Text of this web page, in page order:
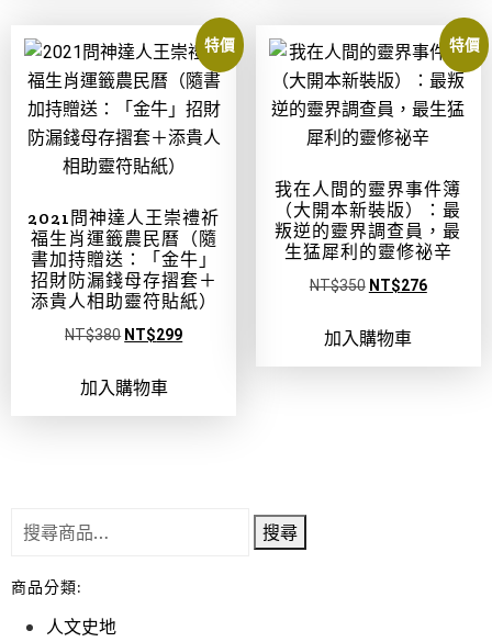
特價
2021問神達人王崇禮祈
福生肖運籤農民曆（隨
書加持贈送：「金牛」
招財防漏錢母存摺套＋
添貴人相助靈符貼紙）
NT$380 NT$299
加入購物車
特價
我在人間的靈界事件簿
（大開本新裝版）：最
叛逆的靈界調查員，最
生猛犀利的靈修祕辛
NT$350 NT$276
加入購物車
搜尋
商品分類:
人文史地